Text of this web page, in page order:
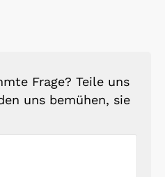
Frage? Teile uns
uns bemühen, sie